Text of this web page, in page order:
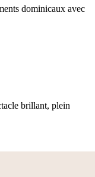
dominicaux avec
brillant, plein